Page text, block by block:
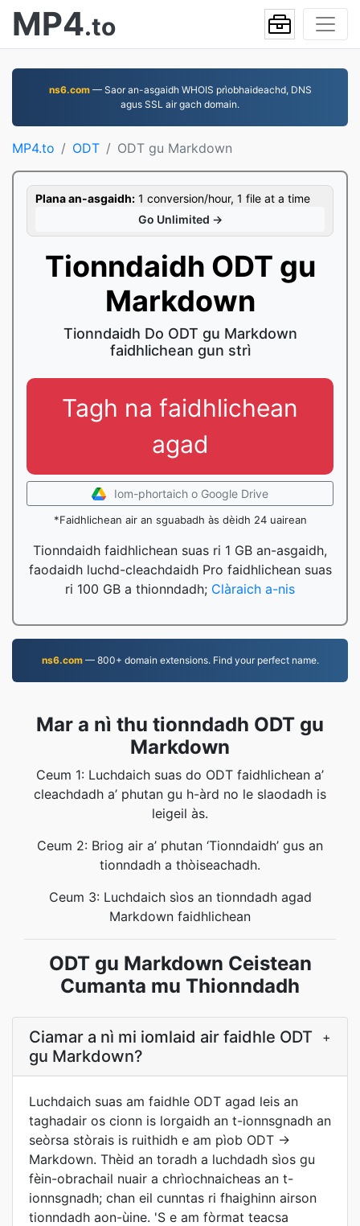
MP4.to
ns6.com— Saor an-asgaidh WHOIS prìobhaideachd, DNS
agus SSL air gach domain.
MP4.to ODT ODT gu Markdown
Plana an-asgaidh: 1 conversion/hour, 1 file at a time
Go Unlimited →
Tionndaidh ODT gu
Markdown
Tionndaidh Do ODT gu Markdown
faidhlichean gun strì
Tagh na faidhlichean
agad
Iom-phortaich o Google Drive
*Faidhlichean air an sguabadh às dèidh 24 uairean
Tionndaidh faidhlichean suas ri 1 GB an-asgaidh,
faodaidh luchd-cleachdaidh Pro faidhlichean suas
ri 100 GB a thionndadh; Clàraich a-nis
ns6.com— 800+ domain extensions. Find your perfect name.
Mar a nì thu tionndadh ODT gu
Markdown
Ceum 1: Luchdaich suas do ODT faidhlichean a’
cleachdadh a’ phutan gu h-àrd no le slaodadh is
leigeil às.
Ceum 2: Briog air a’ phutan ‘Tionndaidh’ gus an
tionndadh a thòiseachadh.
Ceum 3: Luchdaich sìos an tionndadh agad
Markdown faidhlichean
ODT gu Markdown Ceistean
Cumanta mu Thionndadh
Ciamar a nì mi iomlaid air faidhle ODT
gu Markdown?
+
Luchdaich suas am faidhle ODT agad leis an
taghadair os cionn is lorgaidh an t-ionnsgnadh an
seòrsa stòrais is ruithidh e am pìob ODT →
Markdown. Thèid an toradh a luchdadh sìos gu
fèin-obrachail nuair a chrìochnaicheas an t-
ionnsgnadh; chan eil cunntas ri fhaighinn airson
tionndadh aon-ùine. 'S e am fòrmat teacsa